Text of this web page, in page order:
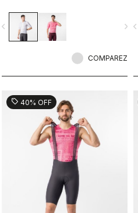
navigate_next
COMPAREZ
navigate_before
sell 40% OFF